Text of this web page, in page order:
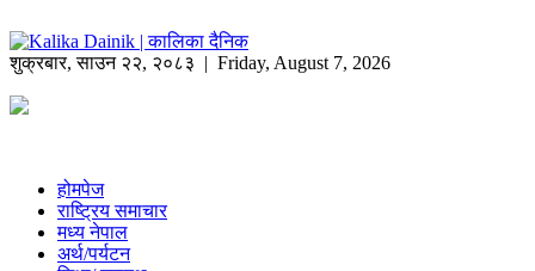
शुक्रबार,साउन २२, २०८३ | Friday, August 7, 2026
होमपेज
राष्ट्रिय समाचार
मध्य नेपाल
अर्थ/पर्यटन